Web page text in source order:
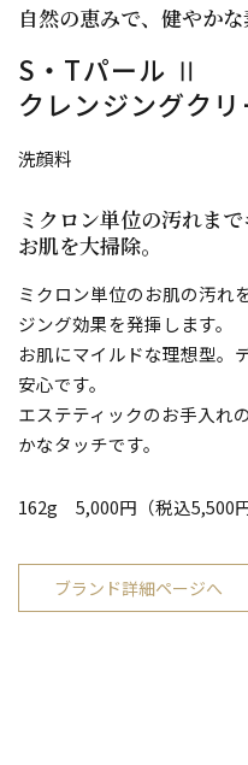
自然の恵みで、健やかな
S・Tパール Ⅱ
クレンジングクリ
洗顔料
ミクロン単位の汚れま
お肌を大掃除。
ミクロン単位のお肌の汚れ
ジング効果を発揮します。
お肌にマイルドな理想型。
安心です。
エステティックのお手入れ
かなタッチです。
162g 5,000円（税込5,500円
ブランド詳細ページへ